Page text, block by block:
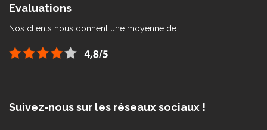
Evaluations
Nos clients nous donnent une moyenne de :
Suivez-nous sur les réseaux sociaux !